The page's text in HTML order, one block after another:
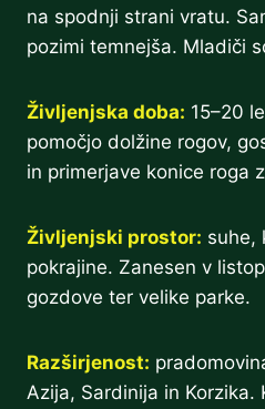
na spodnji strani vratu.
pozimi temnejša. Mladiči
Življenjska doba: 15–20
pomočjo dolžine rogov,
in primerjave konice roga
Življenjski prostor: suhe,
pokrajine. Zanesen v
gozdove ter velike parke.
Razširjenost:
Azija, Sardinija in Korzika.